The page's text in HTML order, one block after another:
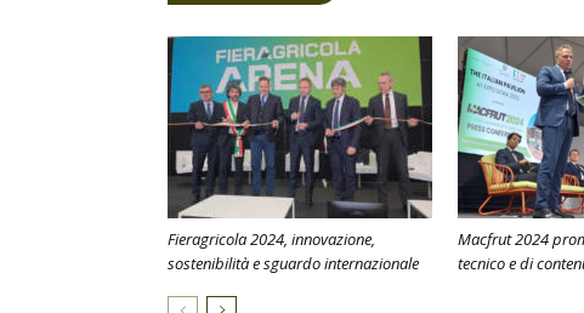
Fieragricola 2024, innovazione,
sostenibilità e sguardo internazionale
Macfrut 2024
tecnico e di